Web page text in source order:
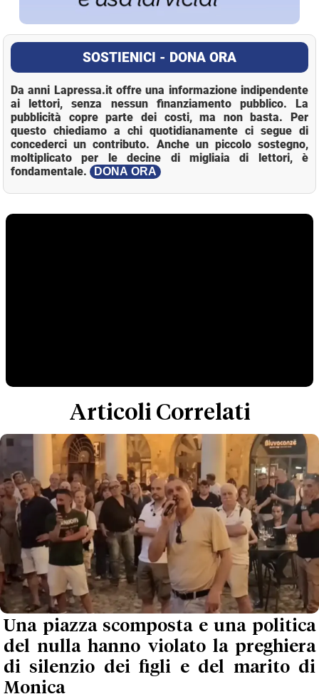
SOSTIENICI - DONA ORA
Da anni Lapressa.it offre una informazione indipendente
ai lettori, senza nessun finanziamento pubblico. La
pubblicità copre parte dei costi, ma non basta. Per
questo chiediamo a chi quotidianamente ci segue di
concederci un contributo. Anche un piccolo sostegno,
moltiplicato per le decine di migliaia di lettori, è
fondamentale.
DONA ORA
Articoli Correlati
Una piazza scomposta e una politica
del nulla hanno violato la preghiera
di silenzio dei figli e del marito di
Monica